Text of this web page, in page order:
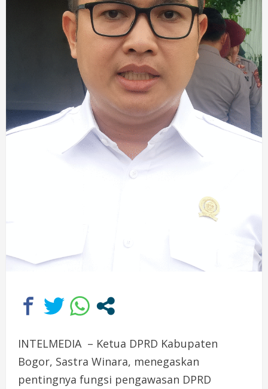
INTELMEDIA – Ketua DPRD Kabupaten
Bogor, Sastra Winara, menegaskan
pentingnya fungsi pengawasan DPRD